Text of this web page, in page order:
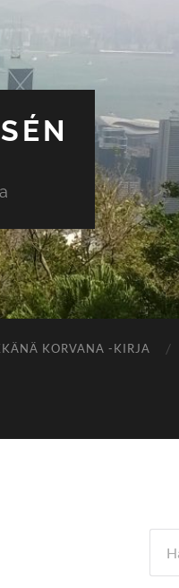
KORVANA -KIRJA